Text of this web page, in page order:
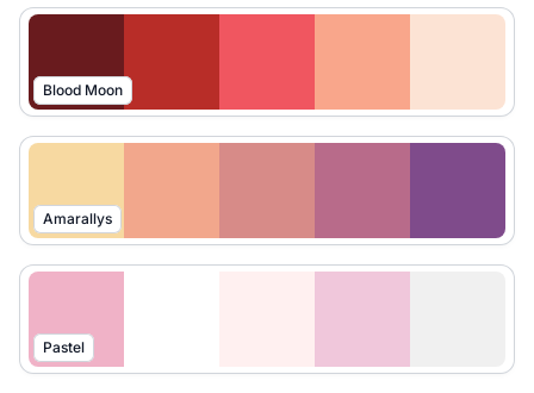
Blood Moon
Amarallys
Pastel